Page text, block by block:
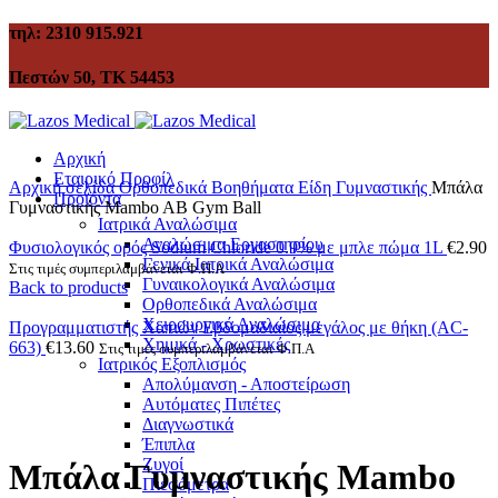
τηλ: 2310 915.921
Πεστών 50, ΤΚ 54453
Αρχική
Εταιρικό Προφίλ
Προϊόντα
Ιατρικά Αναλώσιμα
Αναλώσιμα Εργαστηρίου
Γενικά Ιατρικά Αναλώσιμα
Γυναικολογικά Αναλώσιμα
Ορθοπεδικά Αναλώσιμα
Χειρουργικά Αναλώσιμα
Χημικά - Χρωστικές
Ιατρικός Εξοπλισμός
Απολύμανση - Αποστείρωση
Αυτόματες Πιπέτες
Διαγνωστικά
Έπιπλα
Ζυγοί
Πιεσόμετρα
Αρχική σελίδαΟρθοπεδικά Βοηθήματα Είδη Γυμναστικής Μπάλα
Γυμναστικής Mambo AB Gym Ball
Φυσιολογικός ορός Sodium Chloride 0.9% με μπλε πώμα 1L €2.90
Στις τιμές συμπεριλαμβάνεται Φ.Π.Α
Back to products
Προγραμματιστής Χαπιών Εβδομαδιαίος μεγάλος με θήκη (AC-
663) €13.60 Στις τιμές συμπεριλαμβάνεται Φ.Π.Α
Μπάλα Γυμναστικής Mambo